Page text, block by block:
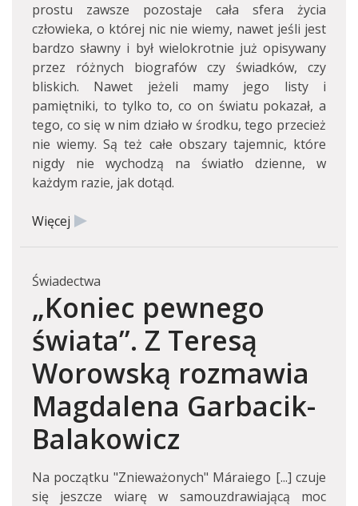
prostu zawsze pozostaje cała sfera życia
człowieka, o której nic nie wiemy, nawet jeśli jest
bardzo sławny i był wielokrotnie już opisywany
przez różnych biografów czy świadków, czy
bliskich. Nawet jeżeli mamy jego listy i
pamiętniki, to tylko to, co on światu pokazał, a
tego, co się w nim działo w środku, tego przecież
nie wiemy. Są też całe obszary tajemnic, które
nigdy nie wychodzą na światło dzienne, w
każdym razie, jak dotąd.
Więcej
Świadectwa
„Koniec pewnego
świata”. Z Teresą
Worowską rozmawia
Magdalena Garbacik-
Balakowicz
Na początku "Znieważonych" Máraiego [...] czuje
się jeszcze wiarę w samouzdrawiającą moc